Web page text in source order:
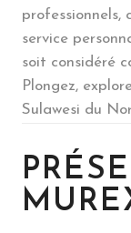
professionnels,
service
soit considéré
Plongez,
Sulawesi du